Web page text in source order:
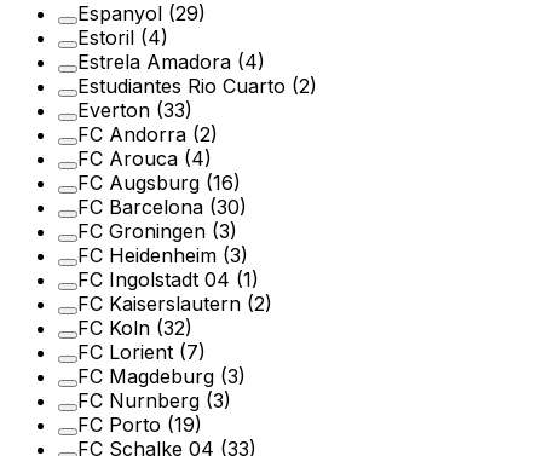
Espanyol (29)
Estoril (4)
Estrela Amadora (4)
Estudiantes Rio Cuarto (2)
Everton (33)
FC Andorra (2)
FC Arouca (4)
FC Augsburg (16)
FC Barcelona (30)
FC Groningen (3)
FC Heidenheim (3)
FC Ingolstadt 04 (1)
FC Kaiserslautern (2)
FC Koln (32)
FC Lorient (7)
FC Magdeburg (3)
FC Nurnberg (3)
FC Porto (19)
FC Schalke 04 (33)